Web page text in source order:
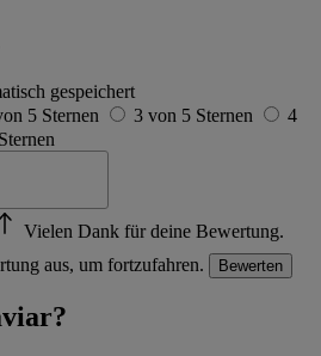
gespeichert
5 Sternen 3 von 5 Sternen
4
Vielen Dank für deine Bewertung.
aus, um fortzufahren.
Bewerten